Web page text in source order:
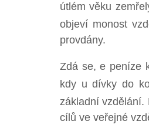
útlém věku
objeví monost
provdány.
Zdá se, e peníze
kdy u dívky do
základní vzdělání.
cílů ve veřejné